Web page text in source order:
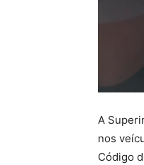
A
nos
Código